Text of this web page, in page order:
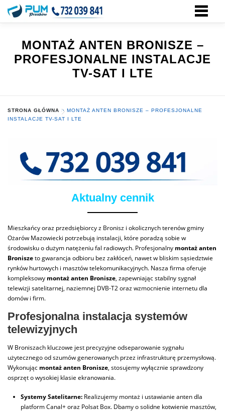
Przejdź
treści
MONTAŻ ANTEN BRONISZE –
PROFESJONALNE INSTALACJE
TV-SAT I LTE
STRONA GŁÓWNA » MONTAŻ ANTEN BRONISZE – PROFESJONALNE
INSTALACJE TV-SAT I LTE
Aktualny cennik
Mieszkańcy oraz przedsiębiorcy z Bronisz i okolicznych terenów gminy
Ożarów Mazowiecki potrzebują instalacji, które poradzą sobie w
środowisku o dużym natężeniu fal radiowych. Profesjonalny montaż anten
Broniszeto gwarancja odbioru bez zakłóceń, nawet w bliskim sąsiedztwie
rynków hurtowych i masztów telekomunikacyjnych. Nasza firma oferuje
kompleksowy montaż anten Bronisze, zapewniając stabilny sygnał
telewizji satelitarnej, naziemnej DVB-T2 oraz wzmocnienie internetu dla
domów i firm.
Profesjonalna instalacja systemów
telewizyjnych
W Broniszach kluczowe jest precyzyjne odseparowanie sygnału
użytecznego od szumów generowanych przez infrastrukturę przemysłową.
Wykonując montaż anten Bronisze, stosujemy wyłącznie sprawdzony
osprzęt o wysokiej klasie ekranowania.
Systemy Satelitarne: Realizujemy montaż i ustawianie anten dla
platform Canal+ oraz Polsat Box. Dbamy o solidne kotwienie masztów,